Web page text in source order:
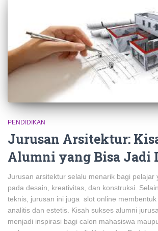
PENDIDIKAN
Jurusan Arsitektur:
Alumni yang Bisa Jadi
Jurusan arsitektur selalu menarik bagi pelajar
pada desain, kreativitas, dan konstruksi.
teknis, jurusan ini juga slot online
analitis dan estetis. Kisah sukses alumni
menjadi inspirasi bagi calon mahasiswa